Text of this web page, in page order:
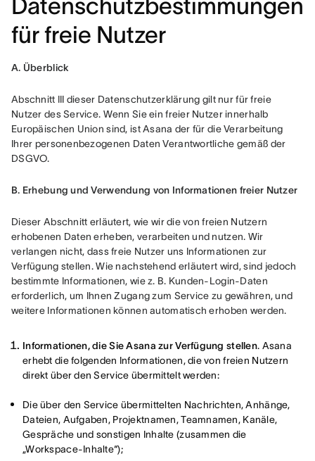
Datenschutzbestimmungen
für freie Nutzer
A. Überblick
Abschnitt III dieser Datenschutzerklärung gilt nur für freie
Nutzer des Service. Wenn Sie ein freier Nutzer innerhalb
Europäischen Union sind, ist Asana der für die Verarbeitung
Ihrer personenbezogenen Daten Verantwortliche gemäß der
DSGVO.
B. Erhebung und Verwendung von Informationen freier Nutzer
Dieser Abschnitt erläutert, wie wir die von freien Nutzern
erhobenen Daten erheben, verarbeiten und nutzen. Wir
verlangen nicht, dass freie Nutzer uns Informationen zur
Verfügung stellen. Wie nachstehend erläutert wird, sind jedoch
bestimmte Informationen, wie z. B. Kunden-Login-Daten
erforderlich, um Ihnen Zugang zum Service zu gewähren, und
weitere Informationen können automatisch erhoben werden.
Informationen, die Sie Asana zur Verfügung stellen. Asana
erhebt die folgenden Informationen, die von freien Nutzern
direkt über den Service übermittelt werden:
Die über den Service übermittelten Nachrichten, Anhänge,
Dateien, Aufgaben, Projektnamen, Teamnamen, Kanäle,
Gespräche und sonstigen Inhalte (zusammen die
„Workspace-Inhalte“);